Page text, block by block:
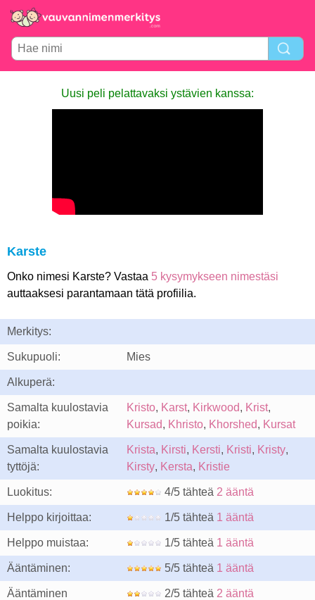
Uusi peli pelattavaksi ystävien kanssa:
Karste
Onko nimesi Karste? Vastaa 5 kysymykseen nimestäsi
auttaaksesi parantamaan tätä profiilia.
Merkitys:
Sukupuoli: Mies
Alkuperä:
Samalta kuulostavia
poikia:
Kristo, Karst, Kirkwood, Krist,
Kursad, Khristo, Khorshed, Kursat
Samalta kuulostavia
tyttöjä:
Krista, Kirsti, Kersti, Kristi, Kristy,
Kirsty, Kersta, Kristie
Luokitus: 4/5 tähteä 2 ääntä
Helppo kirjoittaa: 1/5 tähteä 1 ääntä
Helppo muistaa: 1/5 tähteä 1 ääntä
Ääntäminen: 5/5 tähteä 1 ääntä
Ääntäminen
2/5 tähteä 2 ääntä